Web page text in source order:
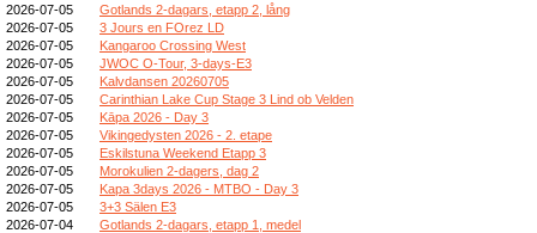
2026-07-05
Gotlands 2-dagars, etapp 2, lång
2026-07-05
3 Jours en FOrez LD
2026-07-05
Kangaroo Crossing West
2026-07-05
JWOC O-Tour, 3-days-E3
2026-07-05
Kalvdansen 20260705
2026-07-05
Carinthian Lake Cup Stage 3 Lind ob Velden
2026-07-05
Kāpa 2026 - Day 3
2026-07-05
Vikingedysten 2026 - 2. etape
2026-07-05
Eskilstuna Weekend Etapp 3
2026-07-05
Morokulien 2-dagers, dag 2
2026-07-05
Kapa 3days 2026 - MTBO - Day 3
2026-07-05
3+3 Sälen E3
2026-07-04
Gotlands 2-dagars, etapp 1, medel